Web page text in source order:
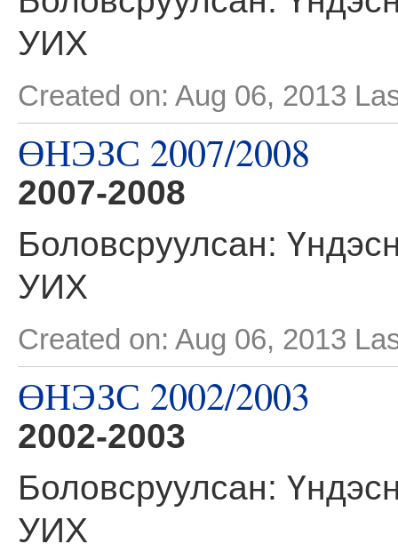
УИХ
Created on: Aug 06, 2013
ӨНЭЗС 2007/2008
2007-2008
Боловсруулсан:
УИХ
Created on: Aug 06, 2013
ӨНЭЗС 2002/2003
2002-2003
Боловсруулсан:
УИХ